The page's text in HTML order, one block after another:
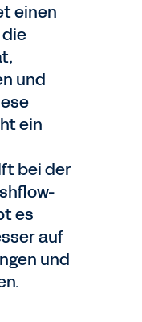
einen
und
ein
bei der
es
auf
und